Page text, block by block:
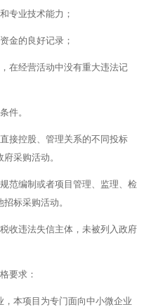
专业技术能力；
金的良好记录；
在经营活动中没有重大违法记
件。
接控股、管理关系的不同投标
采购活动。
范编制或者项目管理、监理、检
标采购活动。
收违法失信主体，未被列入政府
要求：
本项目为专门面向中小微企业